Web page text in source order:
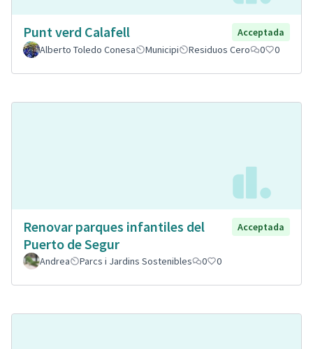
Punt verd Calafell
Acceptada
Alberto Toledo Conesa
Municipi Residuos Cero 0 0
Renovar parques infantiles del
Puerto de Segur
Acceptada
Andrea Parcs i Jardins Sostenibles 0 0